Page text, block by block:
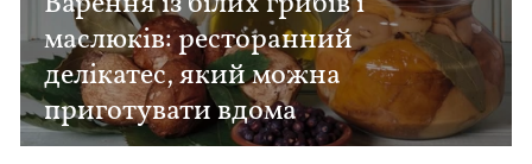
маслюків: ресторанний
делікатес, який можна
приготувати вдома